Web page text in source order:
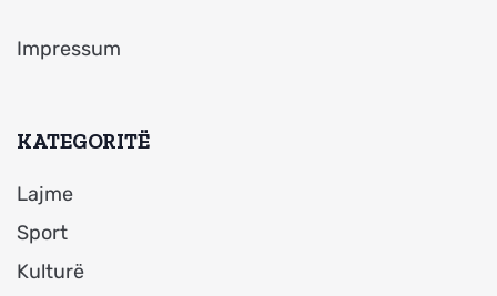
Impressum
KATEGORITË
Lajme
Sport
Kulturë